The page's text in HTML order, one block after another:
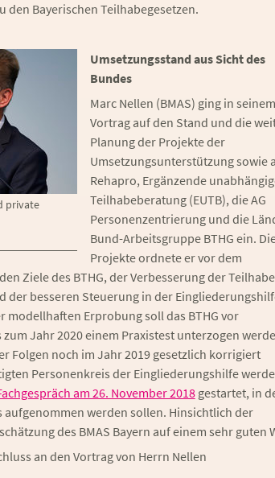
den Bayerischen Teilhabegesetzen.
private
Umsetzungsstand aus Sicht des
Bundes
Marc Nellen (BMAS) ging in seinem
Vortrag auf den Stand und die
Planung der Projekte der
Umsetzungsunterstützung sowie
Rehapro, Ergänzende
Teilhabeberatung (EUTB), die AG
Personenzentrierung und die
Bund-Arbeitsgruppe BTHG ein.
Projekte ordnete er vor dem
Ziele des BTHG, der Verbesserung der
der besseren Steuerung in der
modellhaften Erprobung soll das BTHG vor
Jahr 2020 einem Praxistest unterzogen
Folgen noch im Jahr 2019 gesetzlich korrigiert
Personenkreis der Eingliederungshilfe
am 26. November 2018gestartet, in
aufgenommen werden sollen. Hinsichtlich der
des BMAS Bayern auf einem sehr guten
an den Vortrag von Herrn Nellen